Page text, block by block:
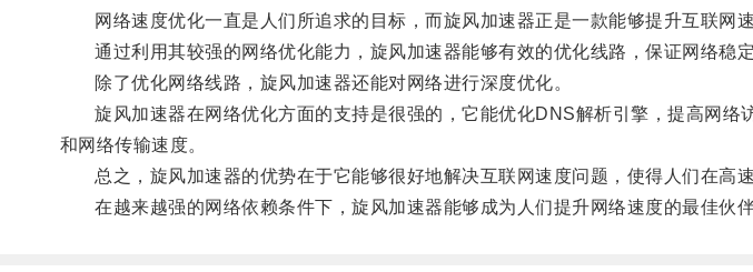
网络速度优化一直是人们所追求的目标，而旋风加速器正是一款能够提升互联网速
通过利用其较强的网络优化能力，旋风加速器能够有效的优化线路，保证网络稳定
除了优化网络线路，旋风加速器还能对网络进行深度优化。
旋风加速器在网络优化方面的支持是很强的，它能优化DNS解析引擎，提高网络
和网络传输速度。
总之，旋风加速器的优势在于它能够很好地解决互联网速度问题，使得人们在高
在越来越强的网络依赖条件下，旋风加速器能够成为人们提升网络速度的最佳伙伴